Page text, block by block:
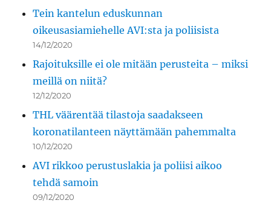
Tein kantelun eduskunnan
oikeusasiamiehelle AVI:sta ja poliisista
14/12/2020
Rajoituksille ei ole mitään perusteita – miksi
meillä on niitä?
12/12/2020
THL väärentää tilastoja saadakseen
koronatilanteen näyttämään pahemmalta
10/12/2020
AVI rikkoo perustuslakia ja poliisi aikoo
tehdä samoin
09/12/2020